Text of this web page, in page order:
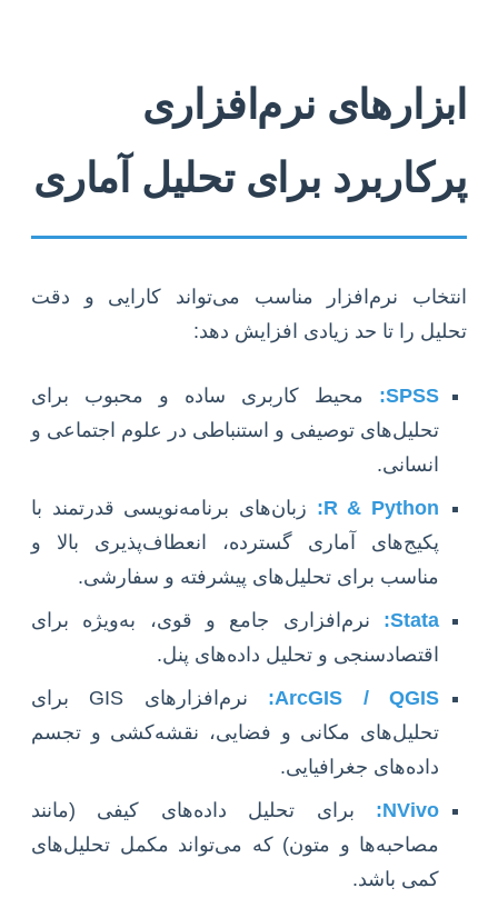
ابزارهای نرم‌افزاری
پرکاربرد برای تحلیل آماری
انتخاب نرم‌افزار مناسب می‌تواند کارایی و دقت
تحلیل را تا حد زیادی افزایش دهد:
SPSS:
محیط کاربری ساده و محبوب برای
تحلیل‌های توصیفی و استنباطی در علوم اجتماعی و
انسانی.
R & Python:
زبان‌های برنامه‌نویسی قدرتمند با
پکیج‌های آماری گسترده، انعطاف‌پذیری بالا و
مناسب برای تحلیل‌های پیشرفته و سفارشی.
Stata:
نرم‌افزاری جامع و قوی، به‌ویژه برای
اقتصادسنجی و تحلیل داده‌های پنل.
ArcGIS / QGIS:
نرم‌افزارهای GIS برای
تحلیل‌های مکانی و فضایی، نقشه‌کشی و تجسم
داده‌های جغرافیایی.
NVivo:
برای تحلیل داده‌های کیفی (مانند
مصاحبه‌ها و متون) که می‌تواند مکمل تحلیل‌های
کمی باشد.